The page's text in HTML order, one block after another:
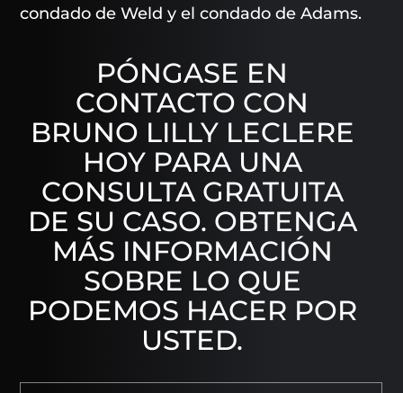
condado de Weld y el condado de Adams.
PÓNGASE EN
CONTACTO CON
BRUNO LILLY LECLERE
HOY PARA UNA
CONSULTA GRATUITA
DE SU CASO. OBTENGA
MÁS INFORMACIÓN
SOBRE LO QUE
PODEMOS HACER POR
USTED.